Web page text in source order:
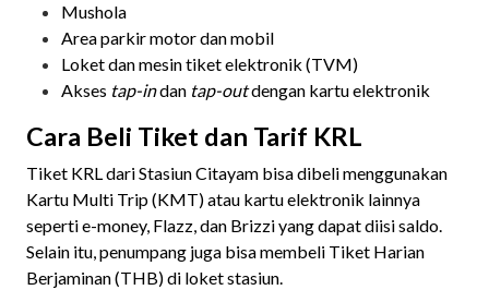
Mushola
Area parkir motor dan mobil
Loket dan mesin tiket elektronik (TVM)
Akses tap-indan tap-outdengan kartu elektronik
Cara Beli Tiket dan Tarif KRL
Tiket KRL dari Stasiun Citayam bisa dibeli menggunakan
Kartu Multi Trip (KMT) atau kartu elektronik lainnya
seperti e-money, Flazz, dan Brizzi yang dapat diisi saldo.
Selain itu, penumpang juga bisa membeli Tiket Harian
Berjaminan (THB) di loket stasiun.